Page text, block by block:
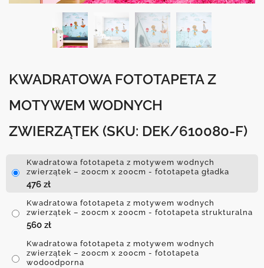
KWADRATOWA FOTOTAPETA Z
MOTYWEM WODNYCH
ZWIERZĄTEK (SKU: DEK/610080-F)
Kwadratowa fototapeta z motywem wodnych
zwierzątek – 200cm x 200cm - fototapeta gładka
476 zł
Kwadratowa fototapeta z motywem wodnych
zwierzątek – 200cm x 200cm - fototapeta strukturalna
560 zł
Kwadratowa fototapeta z motywem wodnych
zwierzątek – 200cm x 200cm - fototapeta
wodoodporna